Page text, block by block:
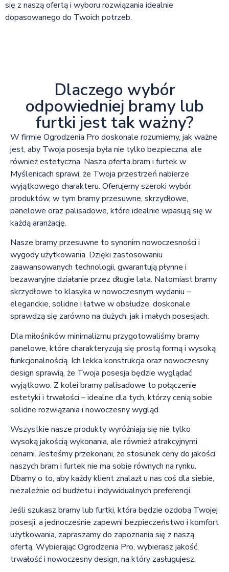
się z naszą ofertą i wyboru rozwiązania idealnie
dopasowanego do Twoich potrzeb.
Dlaczego wybór
odpowiedniej bramy lub
furtki jest tak ważny?
W firmie Ogrodzenia Pro doskonale rozumiemy, jak ważne
jest, aby Twoja posesja była nie tylko bezpieczna, ale
również estetyczna. Nasza oferta bram i furtek w
Myślenicach sprawi, że Twoja przestrzeń nabierze
wyjątkowego charakteru. Oferujemy szeroki wybór
produktów, w tym bramy przesuwne, skrzydłowe,
panelowe oraz palisadowe, które idealnie wpasują się w
każdą aranżację.
Nasze bramy przesuwne to synonim nowoczesności i
wygody użytkowania. Dzięki zastosowaniu
zaawansowanych technologii, gwarantują płynne i
bezawaryjne działanie przez długie lata. Natomiast bramy
skrzydłowe to klasyka w nowoczesnym wydaniu –
eleganckie, solidne i łatwe w obsłudze, doskonale
sprawdzą się zarówno na dużych, jak i małych posesjach.
Dla miłośników minimalizmu przygotowaliśmy bramy
panelowe, które charakteryzują się prostą formą i wysoką
funkcjonalnością. Ich lekka konstrukcja oraz nowoczesny
design sprawią, że Twoja posesja będzie wyglądać
wyjątkowo. Z kolei bramy palisadowe to połączenie
estetyki i trwałości – idealne dla tych, którzy cenią sobie
solidne rozwiązania i nowoczesny wygląd.
Wszystkie nasze produkty wyróżniają się nie tylko
wysoką jakością wykonania, ale również atrakcyjnymi
cenami. Jesteśmy przekonani, że stosunek ceny do jakości
naszych bram i furtek nie ma sobie równych na rynku.
Dbamy o to, aby każdy klient znalazł u nas coś dla siebie,
niezależnie od budżetu i indywidualnych preferencji.
Jeśli szukasz bramy lub furtki, która będzie ozdobą Twojej
posesji, a jednocześnie zapewni bezpieczeństwo i komfort
użytkowania, zapraszamy do zapoznania się z naszą
ofertą. Wybierając Ogrodzenia Pro, wybierasz jakość,
trwałość i nowoczesny design, na który zasługujesz.